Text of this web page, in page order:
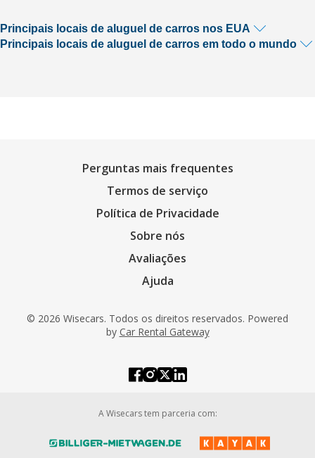
Principais locais de aluguel de carros nos EUA
Principais locais de aluguel de carros em todo o mundo
Perguntas mais frequentes
Termos de serviço
Política de Privacidade
Sobre nós
Avaliações
Ajuda
© 2026 Wisecars. Todos os direitos reservados. Powered
by Car Rental Gateway
A Wisecars tem parceria com: